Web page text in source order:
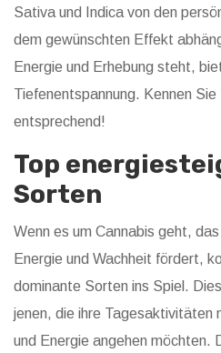
Sativa und Indica von den
dem gewünschten Effekt
Energie und Erhebung steht,
Tiefenentspannung. Kennen
entsprechend!
Top
Sorten
Wenn es um Cannabis geht,
Energie und Wachheit fördert,
dominante Sorten ins Spiel.
jenen, die ihre Tagesaktivitäten
und Energie angehen möchten.